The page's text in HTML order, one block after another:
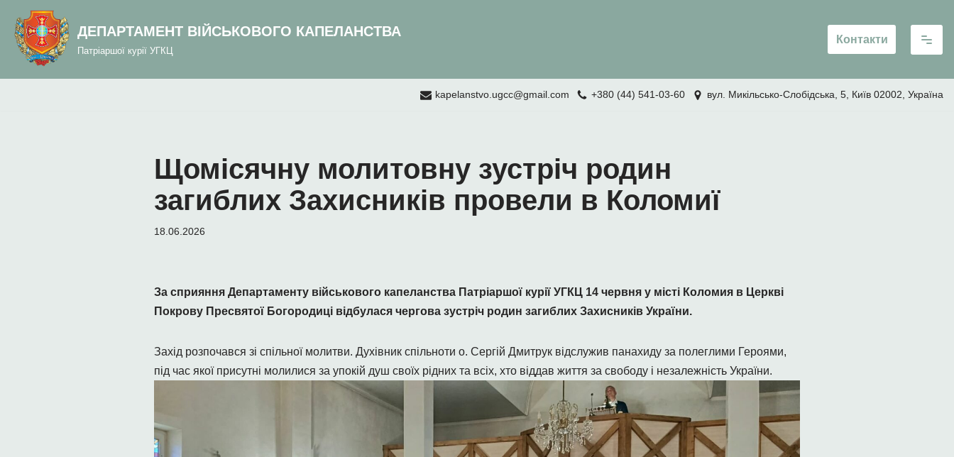
вмісту
Перейти
вмісту
ДЕПАРТАМЕНТ ВІЙСЬКОВОГО КАПЕЛАНСТВА
Патріаршої курії УГКЦ
Контакти
kapelanstvo.ugcc@gmail.com +380 (44) 541-03-60 вул. Микільсько-Слобідська, 5, Київ 02002, Україна
Щомісячну молитовну зустріч родин
загиблих Захисників провели в Коломиї
18.06.2026
За сприяння Департаменту військового капеланства Патріаршої курії УГКЦ 14 червня у місті Коломия в Церкві
Покрову Пресвятої Богородиці відбулася чергова зустріч родин загиблих Захисників України.
Захід розпочався зі спільної молитви. Духівник спільноти о. Сергій Дмитрук відслужив панахиду за полеглими Героями,
під час якої присутні молилися за упокій душ своїх рідних та всіх, хто віддав життя за свободу і незалежність України.